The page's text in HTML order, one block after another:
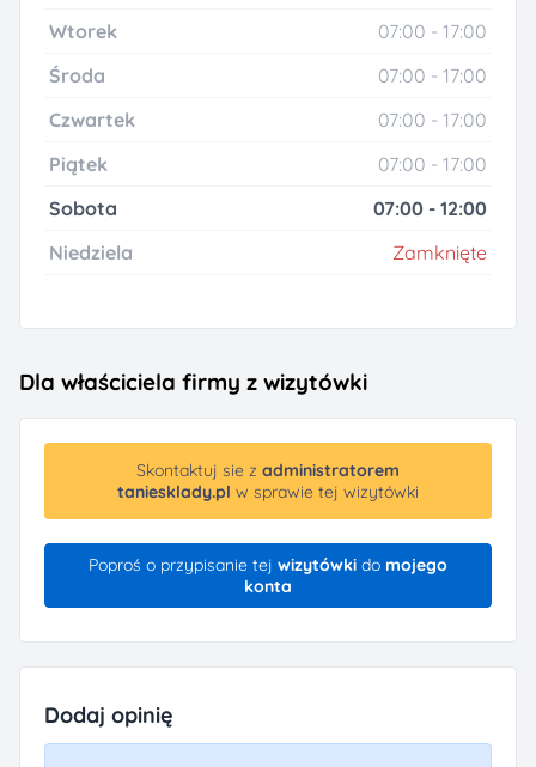
Wtorek
07:00 - 17:00
Środa
07:00 - 17:00
Czwartek
07:00 - 17:00
Piątek
07:00 - 17:00
Sobota
07:00 - 12:00
Niedziela
Zamknięte
Dla właściciela firmy z wizytówki
Skontaktuj sie z administratorem
taniesklady.pl w sprawie tej wizytówki
Poproś o przypisanie tej wizytówkido mojego
konta
Dodaj opinię